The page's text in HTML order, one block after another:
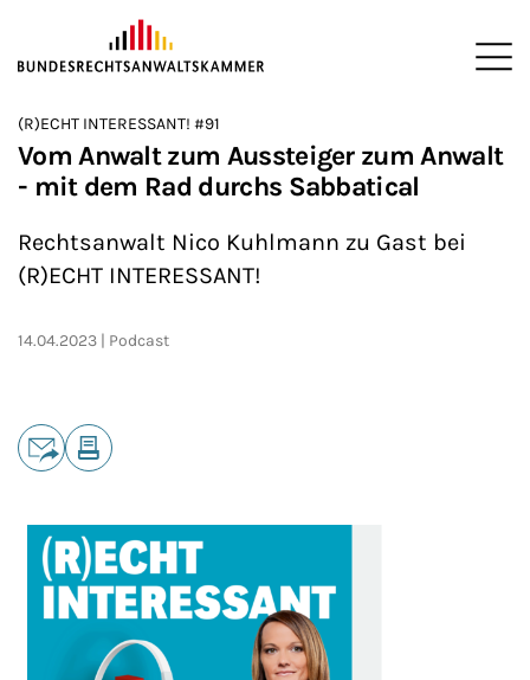
ZUM HAUPTINHALT SPRINGEN
Sie befinden sich hier:
>
Startseite
>
Newsroom
>
(R)ECHT INTERESSANT! #91
Vom Anwalt zum Aussteiger zum Anwalt
- mit dem Rad durchs Sabbatical
Rechtsanwalt Nico Kuhlmann zu Gast bei
(R)ECHT INTERESSANT!
14.04.2023 Podcast
Teilen